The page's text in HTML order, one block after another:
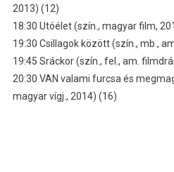
2013) (12)
18:30 Utóélet (szín., magyar film,
19:30 Csillagok között (szín., mb.,
19:45 Sráckor (szín., fel., am.
20:30 VAN valami furcsa és
magyar vígj., 2014) (16)